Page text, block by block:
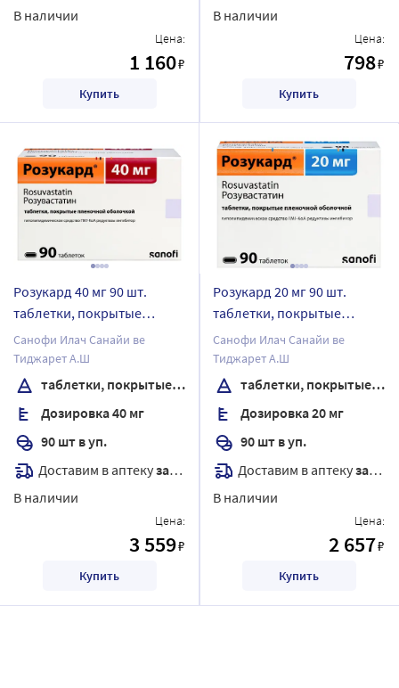
В наличии
Цена:
1 160₽
Купить
В наличии
Цена:
798₽
Купить
Розукард 40 мг 90 шт.
таблетки, покрытые
пленочной оболочкой
Санофи Илач Санайи ве
Тиджарет А.Ш
таблетки, покрытые пленочной оболочкой
Дозировка 40 мг
90 шт в уп.
Доставим в аптекузавтра
В наличии
Цена:
3 559₽
Купить
Розукард 20 мг 90 шт.
таблетки, покрытые
пленочной оболочкой
Санофи Илач Санайи ве
Тиджарет А.Ш
таблетки, покрытые пленочной оболочкой
Дозировка 20 мг
90 шт в уп.
Доставим в аптекузавтра
В наличии
Цена:
2 657₽
Купить